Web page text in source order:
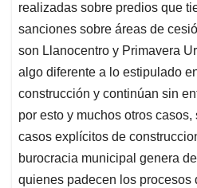
realizadas sobre predios que
sanciones sobre áreas de
son Llanocentro y Primavera
algo diferente a lo estipulado
construcción y continúan sin
por esto y muchos otros
casos explícitos de
burocracia municipal genera
quienes padecen los procesos